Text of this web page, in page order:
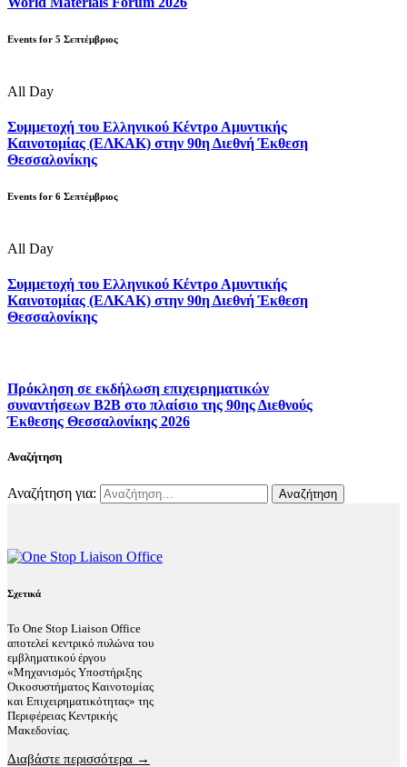
Events for 5 Σεπτέμβριος
All Day
Συμμετοχή του Ελληνικού Κέντρο Αμυντικής
Καινοτομίας (ΕΛΚΑΚ) στην 90η Διεθνή Έκθεση
Θεσσαλονίκης
Events for 6 Σεπτέμβριος
All Day
Συμμετοχή του Ελληνικού Κέντρο Αμυντικής
Καινοτομίας (ΕΛΚΑΚ) στην 90η Διεθνή Έκθεση
Θεσσαλονίκης
Πρόκληση σε εκδήλωση επιχειρηματικών
συναντήσεων B2B στο πλαίσιο της 90ης Διεθνούς
Έκθεσης Θεσσαλονίκης 2026
Αναζήτηση
Αναζήτηση για:
Σχετικά
Το One Stop Liaison Office
αποτελεί κεντρικό πυλώνα του
εμβληματικού έργου
«Μηχανισμός Υποστήριξης
Οικοσυστήματος Καινοτομίας
και Επιχειρηματικότητας» της
Περιφέρειας Κεντρικής
Μακεδονίας.
Διαβάστε περισσότερα →